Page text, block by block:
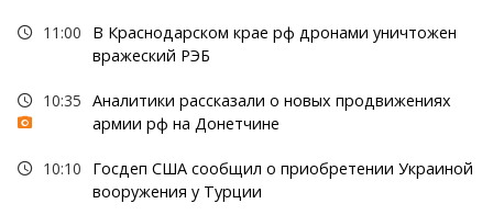
11:00
В Краснодарском крае рф дронами уничтожен
вражеский РЭБ
10:35 Аналитики рассказали о новых продвижениях
армии рф на Донетчине
10:10
Госдеп США сообщил о приобретении Украиной
вооружения у Турции